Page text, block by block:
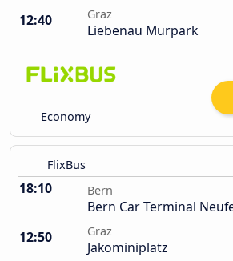
12:40
Graz
Liebenau Murpark
Economy
FlixBus
18:10 Bern
Bern Car Terminal
12:50
Graz
Jakominiplatz